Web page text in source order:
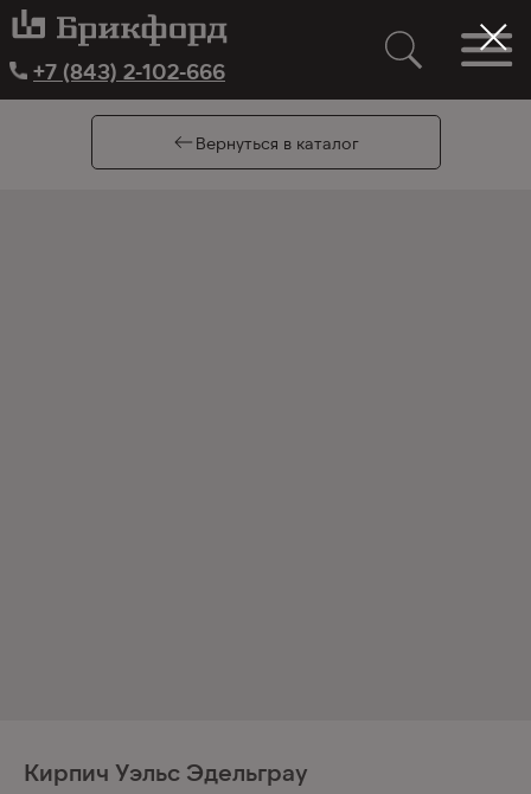
+7 (843) 2-102-666
Вернуться в каталог
Кирпич Уэльс Эдельграу